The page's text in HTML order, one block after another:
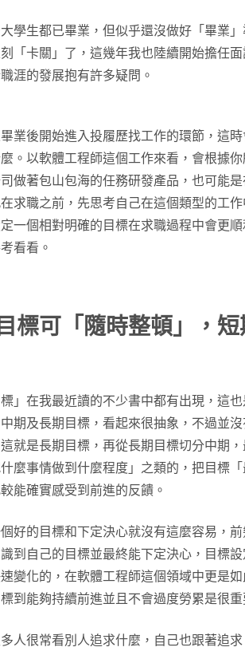
學生都已畢業，但似乎還沒做好「畢業
「卡關」了，這幾年我也陸續開始擔任
涯的發展抱有許多疑問。
業後開始進入投履歷找工作的環節，這
。以軟體工程師這個工作來看，會根據
做著包山包海的任務研發產品，也可能
求職之前，先思考自己在這個類型的工
一個相對明確的目標在求職過程中會更
看看。
標可「隨時整頓」，短
標」在我最近讀的不少書中都有出現，這
期及長期目標，看起來很抽象，不過並
就是長期目標，再從長期目標切分中期
麼事情做到什麼程度」之類的，把目標
能確實感受到前進的反饋。
好的目標和下定決心就沒有這麼容易，
到自己的目標並最終能下定決心，目標
變化的，在軟體工程師這個領域中更是
到能夠持續前進並且不會過度勞累是很重
人很常看別人追求什麼，自己也跟著追